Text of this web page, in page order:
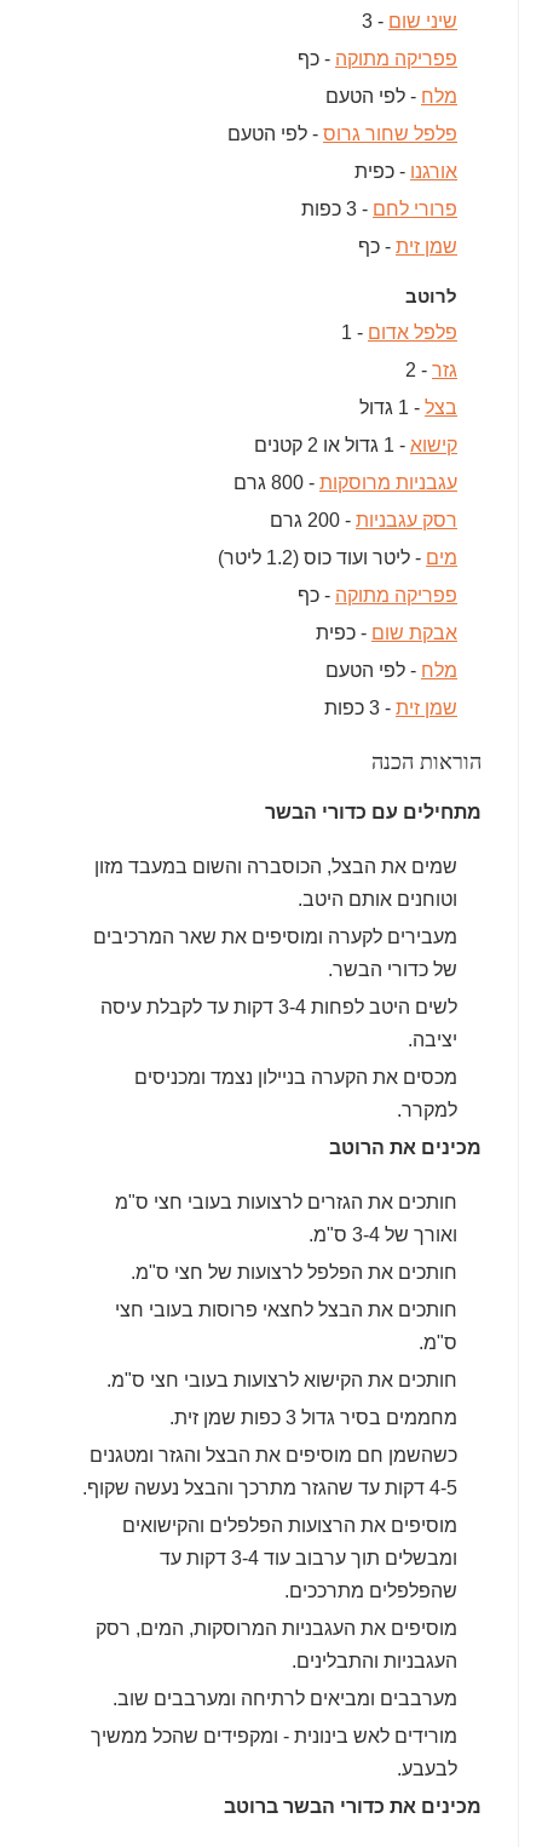
שיני שום - 3
פפריקה מתוקה - כף
מלח - לפי הטעם
פלפל שחור גרוס - לפי הטעם
אורגנו - כפית
פרורי לחם - 3 כפות
שמן זית - כף
לרוטב
פלפל אדום - 1
גזר - 2
בצל - 1 גדול
קישוא - 1 גדול או 2 קטנים
עגבניות מרוסקות - 800 גרם
רסק עגבניות - 200 גרם
מים - ליטר ועוד כוס (1.2 ליטר)
פפריקה מתוקה - כף
אבקת שום - כפית
מלח - לפי הטעם
שמן זית - 3 כפות
הוראות הכנה
מתחילים עם כדורי הבשר
שמים את הבצל, הכוסברה והשום במעבד מזון
וטוחנים אותם היטב.
מעבירים לקערה ומוסיפים את שאר המרכיבים
של כדורי הבשר.
לשים היטב לפחות 3-4 דקות עד לקבלת עיסה
יציבה.
מכסים את הקערה בניילון נצמד ומכניסים
למקרר.
מכינים את הרוטב
חותכים את הגזרים לרצועות בעובי חצי ס"מ
ואורך של 3-4 ס"מ.
חותכים את הפלפל לרצועות של חצי ס"מ.
חותכים את הבצל לחצאי פרוסות בעובי חצי
ס"מ.
חותכים את הקישוא לרצועות בעובי חצי ס"מ.
מחממים בסיר גדול 3 כפות שמן זית.
כשהשמן חם מוסיפים את הבצל והגזר ומטגנים
4-5 דקות עד שהגזר מתרכך והבצל נעשה שקוף.
מוסיפים את הרצועות הפלפלים והקישואים
ומבשלים תוך ערבוב עוד 3-4 דקות עד
שהפלפלים מתרככים.
מוסיפים את העגבניות המרוסקות, המים, רסק
העגבניות והתבלינים.
מערבבים ומביאים לרתיחה ומערבבים שוב.
מורידים לאש בינונית - ומקפידים שהכל ממשיך
לבעבע.
מכינים את כדורי הבשר ברוטב